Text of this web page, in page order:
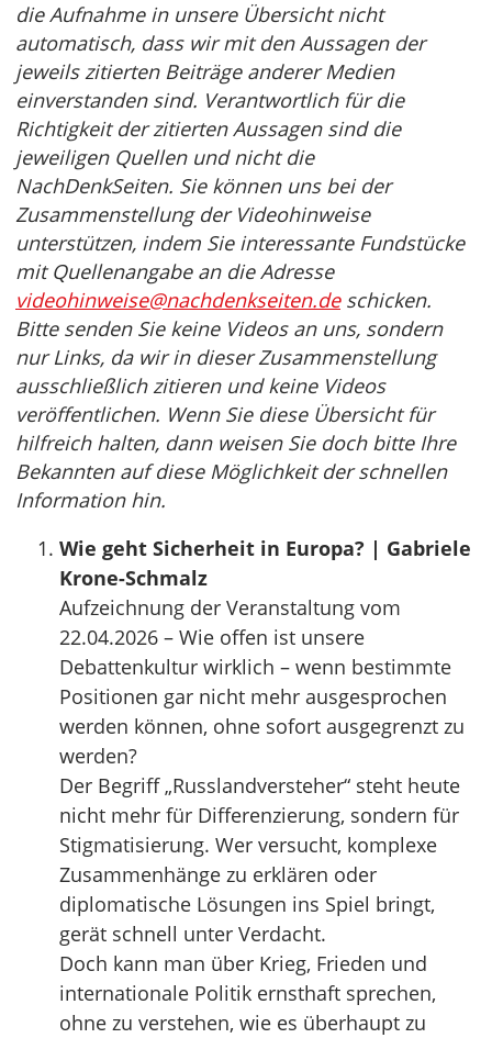
die Aufnahme in unsere Übersicht nicht
automatisch, dass wir mit den Aussagen der
jeweils zitierten Beiträge anderer Medien
einverstanden sind. Verantwortlich für die
Richtigkeit der zitierten Aussagen sind die
jeweiligen Quellen und nicht die
NachDenkSeiten. Sie können uns bei der
Zusammenstellung der Videohinweise
unterstützen, indem Sie interessante Fundstücke
mit Quellenangabe an die Adresse
videohinweise@nachdenkseiten.deschicken.
Bitte senden Sie keine Videos an uns, sondern
nur Links, da wir in dieser Zusammenstellung
ausschließlich zitieren und keine Videos
veröffentlichen. Wenn Sie diese Übersicht für
hilfreich halten, dann weisen Sie doch bitte Ihre
Bekannten auf diese Möglichkeit der schnellen
Information hin.
Wie geht Sicherheit in Europa? | Gabriele
Krone-Schmalz
Aufzeichnung der Veranstaltung vom
22.04.2026 – Wie offen ist unsere
Debattenkultur wirklich – wenn bestimmte
Positionen gar nicht mehr ausgesprochen
werden können, ohne sofort ausgegrenzt zu
werden?
Der Begriff „Russlandversteher“ steht heute
nicht mehr für Differenzierung, sondern für
Stigmatisierung. Wer versucht, komplexe
Zusammenhänge zu erklären oder
diplomatische Lösungen ins Spiel bringt,
gerät schnell unter Verdacht.
Doch kann man über Krieg, Frieden und
internationale Politik ernsthaft sprechen,
ohne zu verstehen, wie es überhaupt zu